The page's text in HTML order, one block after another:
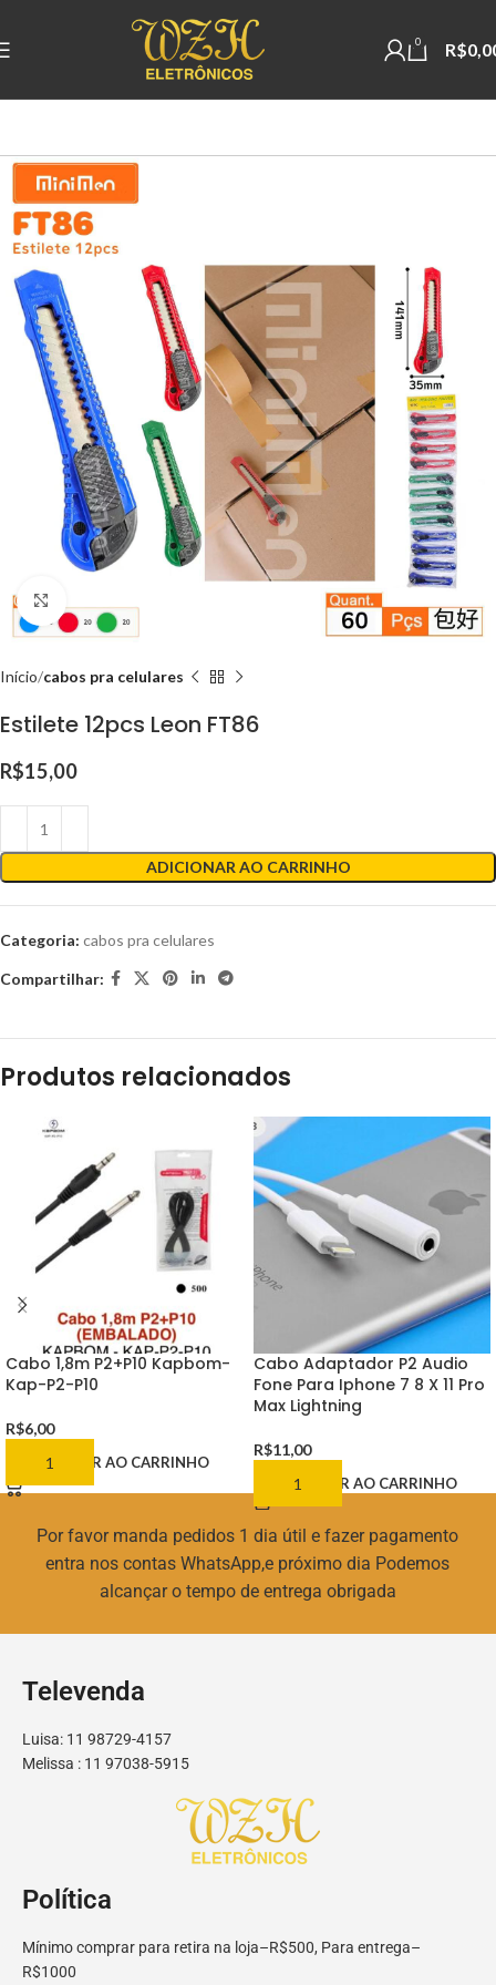
0 R$
Início cabos pra celulares
Estilete 12pcs Leon FT86
R$15,00
ADICIONAR AO CARRINHO
Categoria: cabos pra celulares
Compartilhar:
Produtos relacionados
Cabo 1,8m P2+P10 Kapbom-
Kap-P2-P10
R$6,00
ADICIONAR AO CARRINHO
Cabo Adaptador P2 Audio
Fone Para Iphone 7 8 X 11 Pro
Max Lightning
R$11,00
ADICIONAR AO CARRINHO
Por favor manda pedidos 1 dia útil e fazer pagamento
entra nos contas WhatsApp,e próximo dia Podemos
alcançar o tempo de entrega obrigada
Televenda
Luisa: 11 98729-4157
Melissa : 11 97038-5915
Política
Mínimo comprar para retira na loja–R$500, Para entrega–
R$1000